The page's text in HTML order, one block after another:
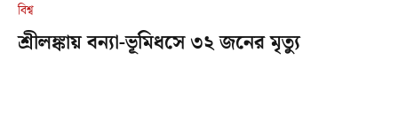
বিশ্ব
শ্রীলঙ্কায় বন্যা-ভূমিধসে ৩২ জনের মৃত্যু